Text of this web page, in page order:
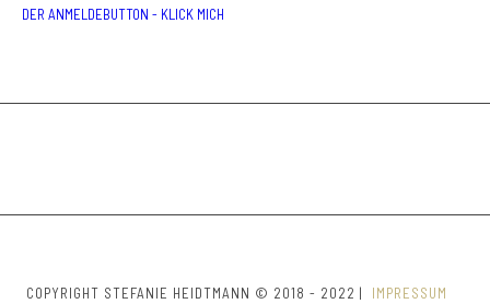
DER ANMELDEBUTTON - KLICK MICH
COPYRIGHT STEFANIE HEIDTMANN © 2018 - 2022 | IMPRESSUM